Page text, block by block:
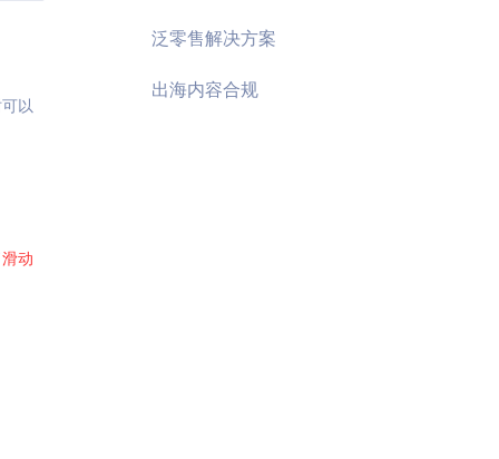
以
滑动
泛零售解决方案
出海内容合规